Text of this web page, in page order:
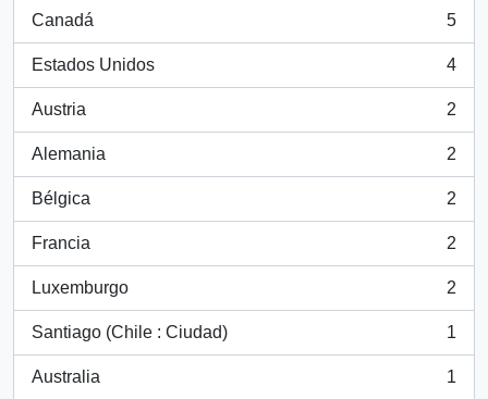
Canadá
, 5 resultados
5
Estados Unidos
, 4 resultados
4
Austria
, 2 resultados
2
Alemania
, 2 resultados
2
Bélgica
, 2 resultados
2
Francia
, 2 resultados
2
Luxemburgo
, 2 resultados
2
Santiago (Chile : Ciudad)
, 1 resultados
1
Australia
, 1 resultados
1